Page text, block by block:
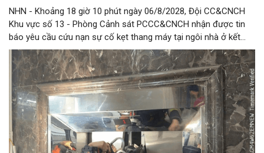
NHN - Khoảng 18 giờ 10 phút ngày 06/8/2028, Đội CC&CNCH
Khu vực số 13 - Phòng Cảnh sát PCCC&CNCH nhận được tin
báo yêu cầu cứu nạn sự cố kẹt thang máy tại ngôi nhà ở kết
hợp kinh doanh tại địa chỉ số 1C Định Công Thượng, phường
Định Công khiến 13 người (trong đó có 8 cháu nhỏ) bị mắc kẹt.